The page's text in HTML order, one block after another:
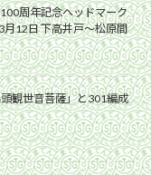
周年記念ヘッドマーク
12日 下高井戸〜松原間
観世音菩薩」と301編成